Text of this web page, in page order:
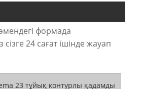
формада
24 сағат ішінде жауап